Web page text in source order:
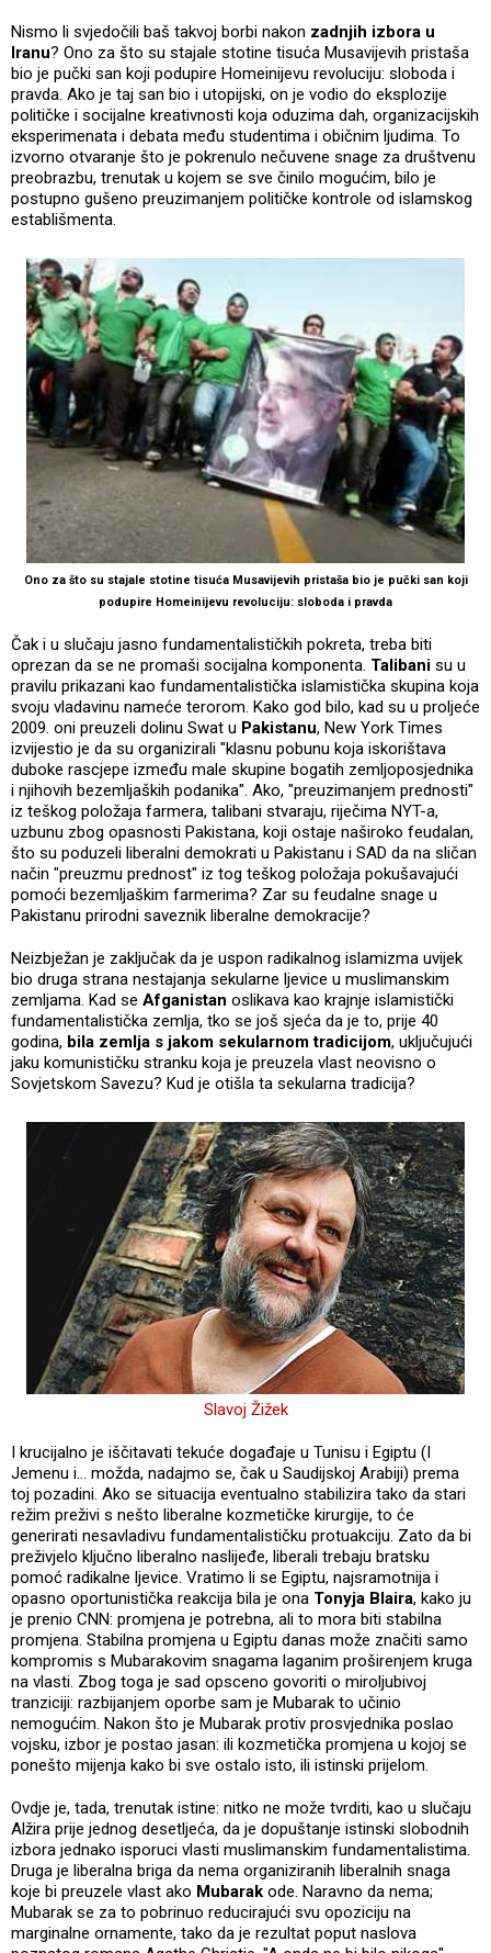
Nismo li svjedočili baš takvoj borbi nakon zadnjih izbora u
Iranu? Ono za što su stajale stotine tisuća Musavijevih pristaša
bio je pučki san koji podupire Homeinijevu revoluciju: sloboda i
pravda. Ako je taj san bio i utopijski, on je vodio do eksplozije
političke i socijalne kreativnosti koja oduzima dah, organizacijskih
eksperimenata i debata među studentima i običnim ljudima. To
izvorno otvaranje što je pokrenulo nečuvene snage za društvenu
preobrazbu, trenutak u kojem se sve činilo mogućim, bilo je
postupno gušeno preuzimanjem političke kontrole od islamskog
establišmenta.
Ono za što su stajale stotine tisuća Musavijevih pristaša bio je pučki san koji
podupire Homeinijevu revoluciju: sloboda i pravda
Čak i u slučaju jasno fundamentalističkih pokreta, treba biti
oprezan da se ne promaši socijalna komponenta. Talibani su u
pravilu prikazani kao fundamentalistička islamistička skupina koja
svoju vladavinu nameće terorom. Kako god bilo, kad su u proljeće
2009. oni preuzeli dolinu Swat u Pakistanu, New York Times
izvijestio je da su organizirali "klasnu pobunu koja iskorištava
duboke rascjepe između male skupine bogatih zemljoposjednika
i njihovih bezemljaških podanika". Ako, "preuzimanjem prednosti"
iz teškog položaja farmera, talibani stvaraju, riječima NYT-a,
uzbunu zbog opasnosti Pakistana, koji ostaje naširoko feudalan,
što su poduzeli liberalni demokrati u Pakistanu i SAD da na sličan
način "preuzmu prednost" iz tog teškog položaja pokušavajući
pomoći bezemljaškim farmerima? Zar su feudalne snage u
Pakistanu prirodni saveznik liberalne demokracije?
Neizbježan je zaključak da je uspon radikalnog islamizma uvijek
bio druga strana nestajanja sekularne ljevice u muslimanskim
zemljama. Kad se Afganistan oslikava kao krajnje islamistički
fundamentalistička zemlja, tko se još sjeća da je to, prije 40
godina, bila zemlja s jakom sekularnom tradicijom, uključujući
jaku komunističku stranku koja je preuzela vlast neovisno o
Sovjetskom Savezu? Kud je otišla ta sekularna tradicija?
Slavoj Žižek
I krucijalno je iščitavati tekuće događaje u Tunisu i Egiptu (I
Jemenu i... možda, nadajmo se, čak u Saudijskoj Arabiji) prema
toj pozadini. Ako se situacija eventualno stabilizira tako da stari
režim preživi s nešto liberalne kozmetičke kirurgije, to će
generirati nesavladivu fundamentalističku protuakciju. Zato da bi
preživjelo ključno liberalno naslijeđe, liberali trebaju bratsku
pomoć radikalne ljevice. Vratimo li se Egiptu, najsramotnija i
opasno oportunistička reakcija bila je ona Tonyja Blaira, kako ju
je prenio CNN: promjena je potrebna, ali to mora biti stabilna
promjena. Stabilna promjena u Egiptu danas može značiti samo
kompromis s Mubarakovim snagama laganim proširenjem kruga
na vlasti. Zbog toga je sad opsceno govoriti o miroljubivoj
tranziciji: razbijanjem oporbe sam je Mubarak to učinio
nemogućim. Nakon što je Mubarak protiv prosvjednika poslao
vojsku, izbor je postao jasan: ili kozmetička promjena u kojoj se
ponešto mijenja kako bi sve ostalo isto, ili istinski prijelom.
Ovdje je, tada, trenutak istine: nitko ne može tvrditi, kao u slučaju
Alžira prije jednog desetljeća, da je dopuštanje istinski slobodnih
izbora jednako isporuci vlasti muslimanskim fundamentalistima.
Druga je liberalna briga da nema organiziranih liberalnih snaga
koje bi preuzele vlast ako Mubarak ode. Naravno da nema;
Mubarak se za to pobrinuo reducirajući svu opoziciju na
marginalne ornamente, tako da je rezultat poput naslova